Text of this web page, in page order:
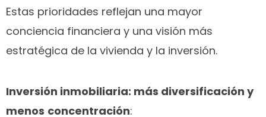
Estas prioridades reflejan una mayor
conciencia financiera y una visión más
estratégica de la vivienda y la inversión.
Inversión inmobiliaria: más diversificación y
menos concentración: